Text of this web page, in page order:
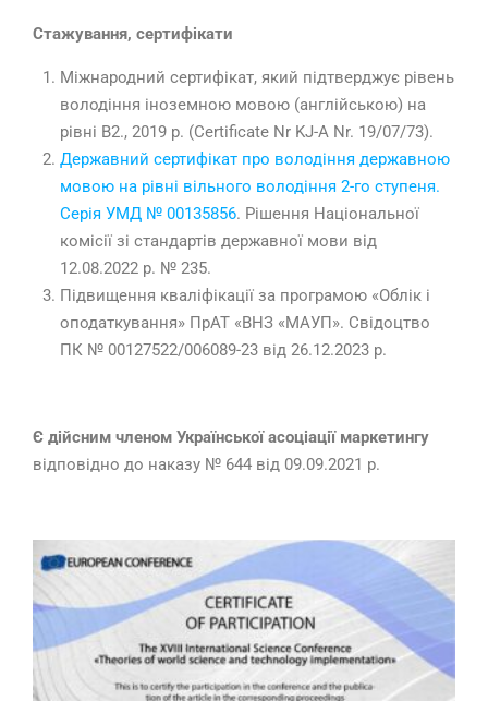
Стажування, сертифікати
Міжнародний сертифікат, який підтверджує рівень
володіння іноземною мовою (англійською) на
рівні В2., 2019 р. (Certificate Nr KJ-A Nr. 19/07/73).
Державний сертифікат про володіння державною
мовою на рівні вільного володіння 2-го ступеня.
Серія УМД № 00135856. Рішення Національної
комісії зі стандартів державної мови від
12.08.2022 р. № 235.
Підвищення кваліфікації за програмою «Облік і
оподаткування» ПрАТ «ВНЗ «МАУП». Свідоцтво
ПК № 00127522/006089-23 від 26.12.2023 р.
Є дійсним членом Української асоціації маркетингу
відповідно до наказу № 644 від 09.09.2021 р.